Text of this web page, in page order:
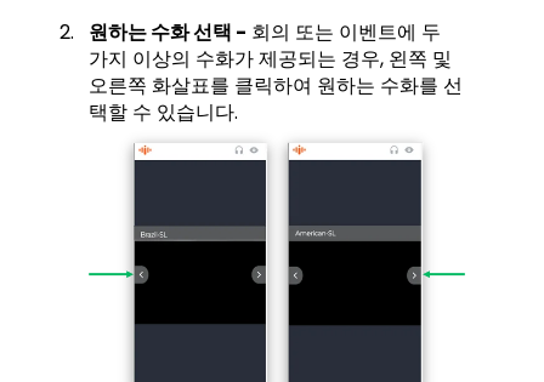
원하는 수화 선택 - 회의 또는 이벤트에 두
가지 이상의 수화가 제공되는 경우, 왼쪽 및
오른쪽 화살표를 클릭하여 원하는 수화를 선
택할 수 있습니다.